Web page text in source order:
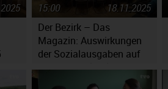
Der Bezirk – Das
Magazin: Auswirkungen
der Sozialausgaben auf
den Haushaltsplan
18.11.2025
15:00